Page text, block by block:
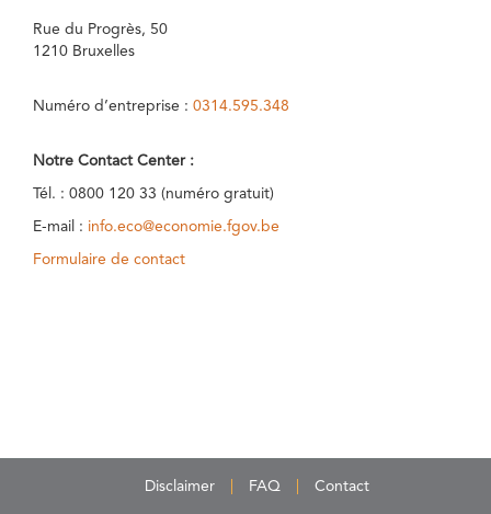
Rue du Progrès, 50
1210 Bruxelles
Numéro d’entreprise : 0314.595.348
Notre Contact Center :
Tél. : 0800 120 33 (numéro gratuit)
E-mail : info.eco@economie.fgov.be
Formulaire de contact
Disclaimer FAQ Contact